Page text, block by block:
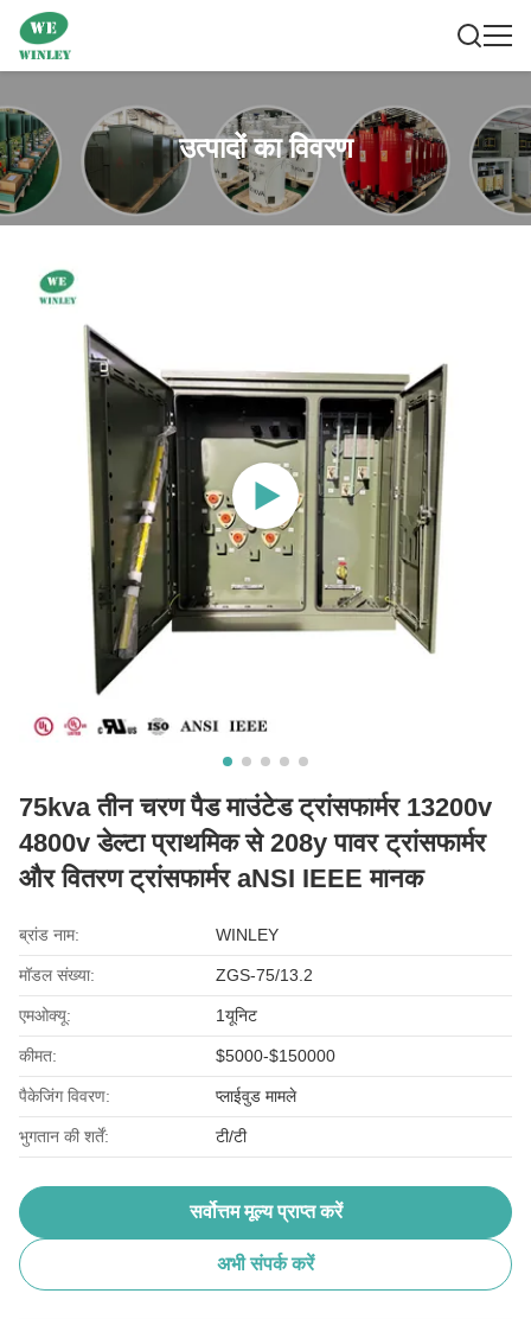
उत्पादों का विवरण
75kva तीन चरण पैड माउंटेड ट्रांसफार्मर 13200v
4800v डेल्टा प्राथमिक से 208y पावर ट्रांसफार्मर
और वितरण ट्रांसफार्मर aNSI IEEE मानक
ब्रांड नाम: WINLEY
मॉडल संख्या: ZGS-75/13.2
एमओक्यू: 1यूनिट
कीमत: $5000-$150000
पैकेजिंग विवरण: प्लाईवुड मामले
भुगतान की शर्तें: टी/टी
सर्वोत्तम मूल्य प्राप्त करें
अभी संपर्क करें